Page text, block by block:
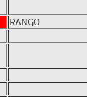
RANGO